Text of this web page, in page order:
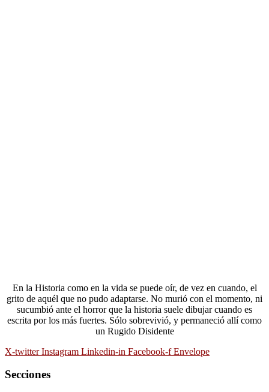
En la Historia como en la vida se puede oír, de vez en cuando, el
grito de aquél que no pudo adaptarse. No murió con el momento, ni
sucumbió ante el horror que la historia suele dibujar cuando es
escrita por los más fuertes. Sólo sobrevivió, y permaneció allí como
un Rugido Disidente
X-twitter Instagram Linkedin-in Facebook-f Envelope
Secciones